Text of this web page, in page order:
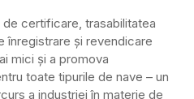
certificare, trasabilitatea
înregistrare și revendicare
mici și a promova
toate tipurile de nave – un
a industriei în materie de